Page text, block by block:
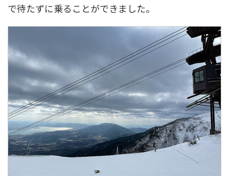
で待たずに乗ることができました。